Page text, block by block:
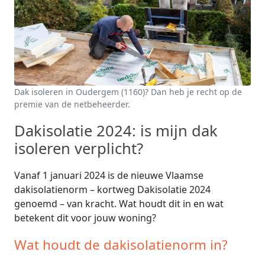
Dak isoleren in Oudergem (1160)? Dan heb je recht op de
premie van de netbeheerder.
Dakisolatie 2024: is mijn dak
isoleren verplicht?
Vanaf 1 januari 2024 is de nieuwe Vlaamse
dakisolatienorm – kortweg Dakisolatie 2024
genoemd – van kracht. Wat houdt dit in en wat
betekent dit voor jouw woning?
Wat houdt de dakisolatienorm in?